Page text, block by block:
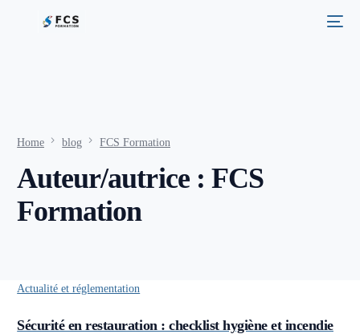
Home blog FCS Formation
Auteur/autrice : FCS
Formation
Actualité et réglementation
Sécurité en restauration : checklist hygiène et incendie